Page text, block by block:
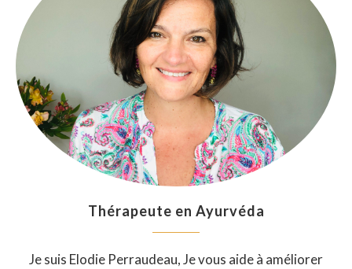
Thérapeute en Ayurvéda
Je suis Elodie Perraudeau, Je vous aide à améliorer